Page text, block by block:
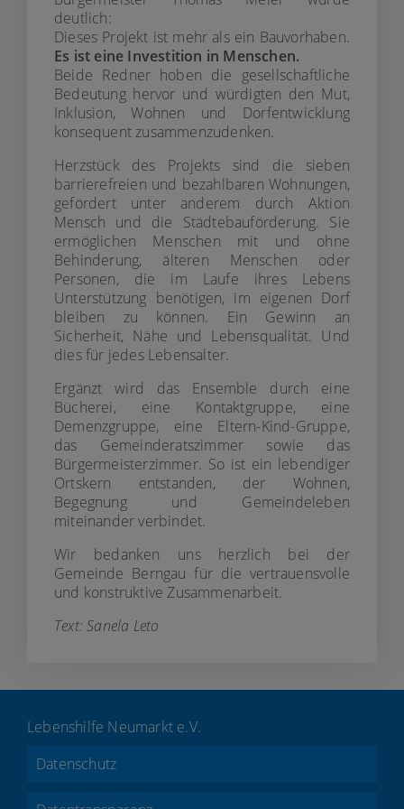
deutlich:
Dieses Projekt ist mehr als ein Bauvorhaben.
Es ist eine Investition in Menschen.
Beide Redner hoben die gesellschaftliche
Bedeutung hervor und würdigten den Mut,
Inklusion, Wohnen und Dorfentwicklung
konsequent zusammenzudenken.
Herzstück des Projekts sind die sieben
barrierefreien und bezahlbaren Wohnungen,
gefördert unter anderem durch Aktion
Mensch und die Städtebauförderung. Sie
ermöglichen Menschen mit und ohne
Behinderung, älteren Menschen oder
Personen, die im Laufe ihres Lebens
Unterstützung benötigen, im eigenen Dorf
bleiben zu können. Ein Gewinn an
Sicherheit, Nähe und Lebensqualität. Und
dies für jedes Lebensalter.
Ergänzt wird das Ensemble durch eine
Bücherei, eine Kontaktgruppe, eine
Demenzgruppe, eine Eltern-Kind-Gruppe,
das Gemeinderatszimmer sowie das
Bürgermeisterzimmer. So ist ein lebendiger
Ortskern entstanden, der Wohnen,
Begegnung und Gemeindeleben
miteinander verbindet.
Wir bedanken uns herzlich bei der
Gemeinde Berngau für die vertrauensvolle
und konstruktive Zusammenarbeit.
Text: Sanela Leto
Lebenshilfe Neumarkt e.V.
Datenschutz